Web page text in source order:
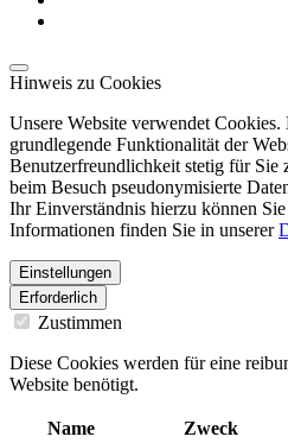
Hinweis zu Cookies
Unsere Website verwendet
grundlegende Funktionalität der
Benutzerfreundlichkeit stetig für Sie
beim Besuch pseudonymisierte
Ihr Einverständnis hierzu können
Informationen finden Sie in unserer
Einstellungen
Erforderlich
Zustimmen
Diese Cookies werden für eine
Website benötigt.
Name Zweck